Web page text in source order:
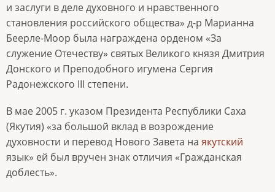
и заслуги в деле духовного и нравственного
становления российского общества» д-р Марианна
Беерле-Моор была награждена орденом «За
служение Отечеству» святых Великого князя Дмитрия
Донского и Преподобного игумена Сергия
Радонежского III степени.
В мае 2005 г. указом Президента Республики Саха
(Якутия) «за большой вклад в возрождение
духовности и перевод Нового Завета на якутский
язык» ей был вручен знак отличия «Гражданская
доблесть».